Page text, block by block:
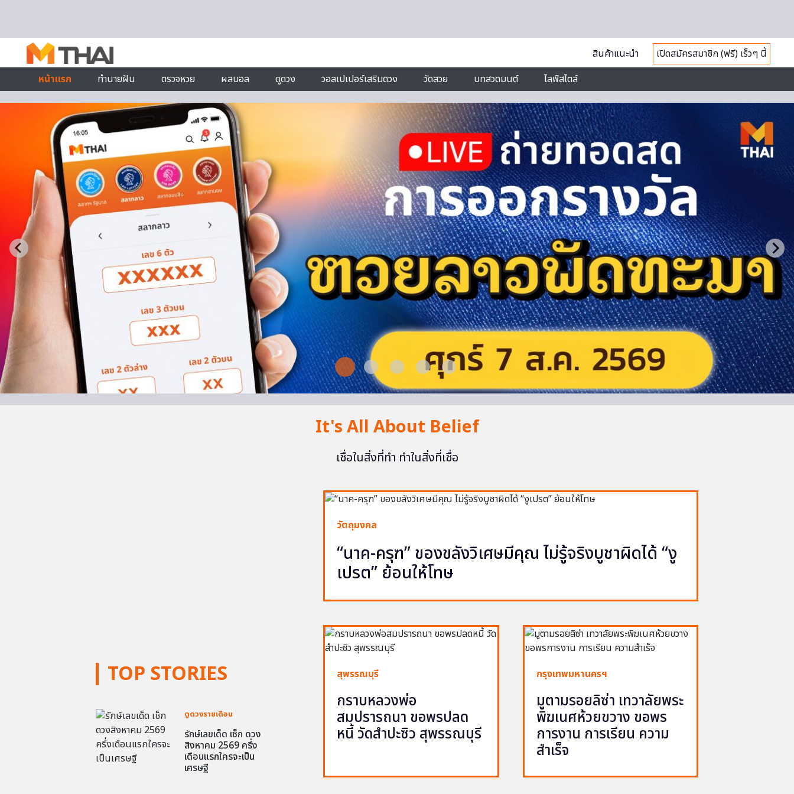
สินค้าแนะนำ
เปิดสมัครสมาชิก (ฟรี) เร็วๆ นี้
หน้าแรก
ทำนายฝัน ตรวจหวย ผลบอล ดูดวง วอลเปเปอร์เสริมดวง วัดสวย บทสวดมนต์ ไลฟ์สไตล์
It's All About Belief
เชื่อในสิ่งที่ทำ ทำในสิ่งที่เชื่อ
TOP STORIES
ดูดวงรายเดือน
รักษ์เลขเด็ด เช็ก ดวง
สิงหาคม 2569 ครึ่ง
เดือนแรกใครจะเป็น
เศรษฐี
วัตถุมงคล
“นาค-ครุฑ” ของขลังวิเศษมีคุณ ไม่รู้จริงบูชาผิดได้ “งู
เปรต” ย้อนให้โทษ
สุพรรณบุรี
กราบหลวงพ่อ
สมปรารถนา ขอพรปลด
หนี้ วัดสำปะซิว สุพรรณบุรี
กรุงเทพมหานครฯ
มูตามรอยลิซ่า เทวาลัยพระ
พิฆเนศห้วยขวาง ขอพร
การงาน การเรียน ความ
สำเร็จ